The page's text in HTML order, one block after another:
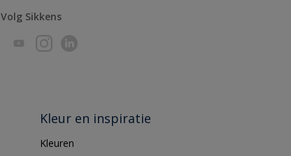
Volg Sikkens
Kleur en inspiratie
Kleuren